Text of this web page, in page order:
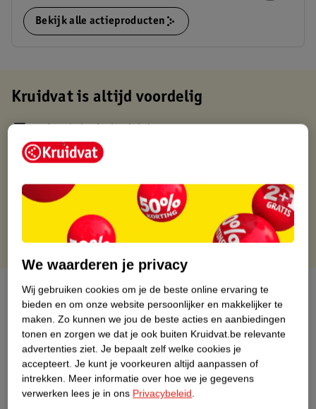
Bekijk alle actieproducten
Kruidvat is altijd voordelig
Op werkdagen voor 22:00 uur besteld, volgende dag in huis
Gratis thuisbezorgd vanaf 50.00
Gratis punten met je Kruidvat kaart
Over dit product
Productinformatie
Etiketinformatie
We waarderen je privacy
Wij gebruiken cookies om je de beste online ervaring te
bieden en om onze website persoonlijker en makkelijker te
maken. Zo kunnen we jou de beste acties en aanbiedingen
tonen en zorgen we dat je ook buiten Kruidvat.be relevante
advertenties ziet. Je bepaalt zelf welke cookies je
accepteert. Je kunt je voorkeuren altijd aanpassen of
intrekken. Meer informatie over hoe we je gegevens
verwerken lees je in ons Privacybeleid.